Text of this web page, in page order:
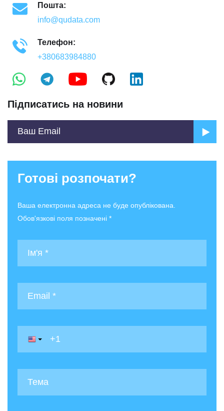
Пошта:
info@qudata.com
Телефон:
+380683984880
Підписатись на новини
Готові розпочати?
Ваша електронна адреса не буде опублікована.
Обов'язкові поля позначені *